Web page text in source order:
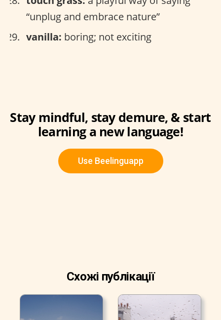
“unplug and embrace nature”
vanilla: boring; not exciting
Stay mindful, stay demure, & start
learning a new language!
Use Beelinguapp
Схожі публікації